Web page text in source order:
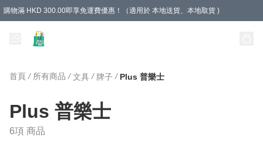
購物滿 HKD 300.00即享免運費優惠！（適用於 本地送貨、本地取貨 )
首頁 / 所有商品 / 文具 / 牌子 / Plus 普樂士
Plus 普樂士
6項 商品